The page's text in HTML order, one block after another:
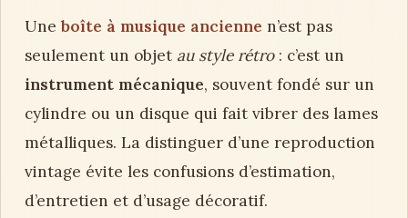
Uneboîte à musique ancienne n’est pas
seulement un objet au style rétro: c’est un
instrument mécanique, souvent fondé sur un
cylindre ou un disque qui fait vibrer des lames
métalliques. La distinguer d’une reproduction
vintage évite les confusions d’estimation,
d’entretien et d’usage décoratif.